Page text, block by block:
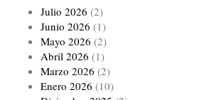
Julio 2026 (2)
Junio 2026 (1)
Mayo 2026 (2)
Abril 2026 (1)
Marzo 2026 (2)
Enero 2026 (10)